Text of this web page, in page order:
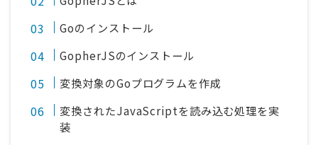
Goのインストール
GopherJSのインストール
変換対象のGoプログラムを作成
変換されたJavaScriptを読み込む処理を実
装